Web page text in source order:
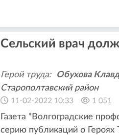
Сельский врач
Герой труда:
Обухова
Старополтавский район
11-02-2022 10:33 1 051
Газета "Волгоградские
серию публикаций о Героях